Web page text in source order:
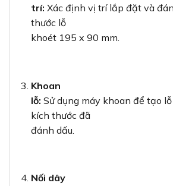
trí: Xác định vị trí lắp đặt và
thước lỗ
khoét 195 x 90 mm.
Khoan
lỗ: Sử dụng máy khoan để tạo
kích thước đã
đánh dấu.
Nối dây